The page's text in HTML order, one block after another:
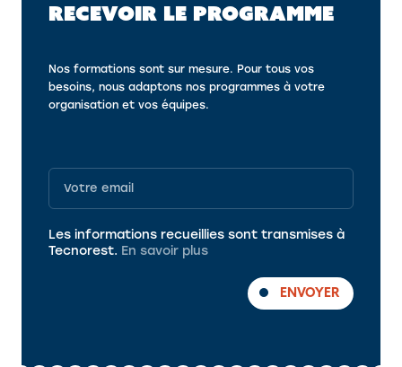
RECEVOIR LE PROGRAMME
Nos formations sont sur mesure. Pour tous vos
besoins, nous adaptons nos programmes à votre
organisation et vos équipes.
Programme
Les informations recueillies sont transmises à
Tecnorest. En savoir plus
ENVOYER